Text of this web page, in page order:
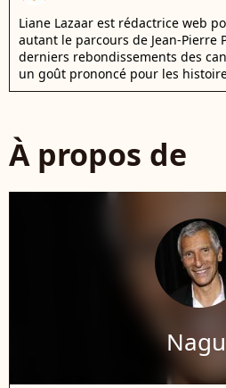
Liane Lazaar est rédactrice web
autant le parcours de Jean-Pierre
derniers rebondissements des
un goût prononcé pour les
À propos de